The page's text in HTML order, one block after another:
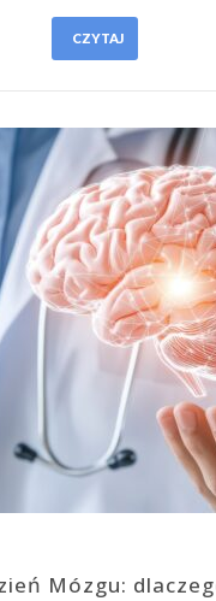
CZYTAJ
Mózgu: